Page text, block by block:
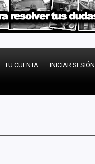
TU CUENTA INICIAR SESIÓN